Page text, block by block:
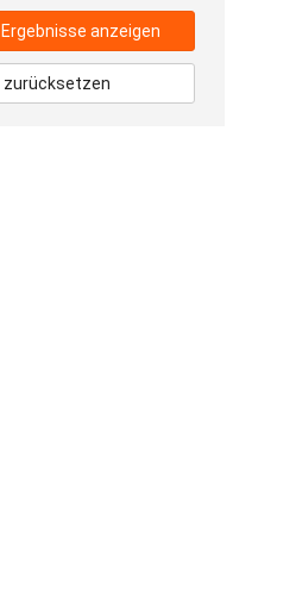
Ergebnisse anzeigen
zurücksetzen